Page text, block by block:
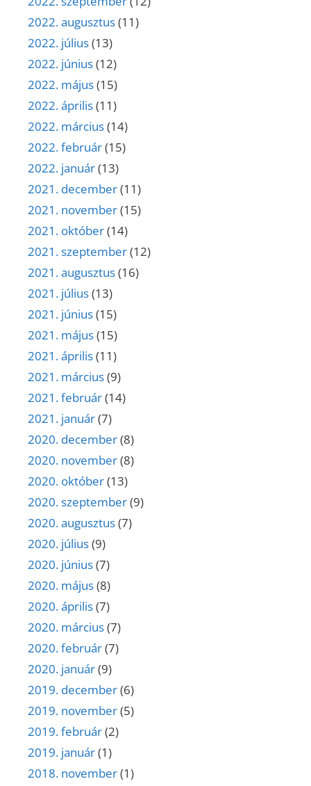
2022. augusztus(11)
2022. július(13)
2022. június(12)
2022. május(15)
2022. április(11)
2022. március(14)
2022. február(15)
2022. január(13)
2021. december(11)
2021. november(15)
2021. október(14)
2021. szeptember(12)
2021. augusztus(16)
2021. július(13)
2021. június(15)
2021. május(15)
2021. április(11)
2021. március(9)
2021. február(14)
2021. január(7)
2020. december(8)
2020. november(8)
2020. október(13)
2020. szeptember(9)
2020. augusztus(7)
2020. július(9)
2020. június(7)
2020. május(8)
2020. április(7)
2020. március(7)
2020. február(7)
2020. január(9)
2019. december(6)
2019. november(5)
2019. február(2)
2019. január(1)
2018. november(1)